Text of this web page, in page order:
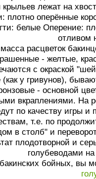
лежат на
плотно оперённые
белые Оперение:
отливом
расцветок
- желтые,
с окраской
у гривунов),
- основной
вкраплениями. На
по качеству игры и
т.е. по
в столб" и
плодотворной и
голубеводами
бойных, вы